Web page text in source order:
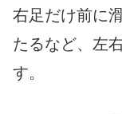
右足だけ前に
たるなど、左
す。